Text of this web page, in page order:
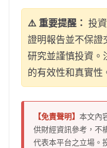
⚠️ 重要提醒： 投
證明報告並不保證
研究並謹慎投資。
的有效性和真實性
【免責聲明】 本文內
供財經資訊參考，不
代表本平台之立場。